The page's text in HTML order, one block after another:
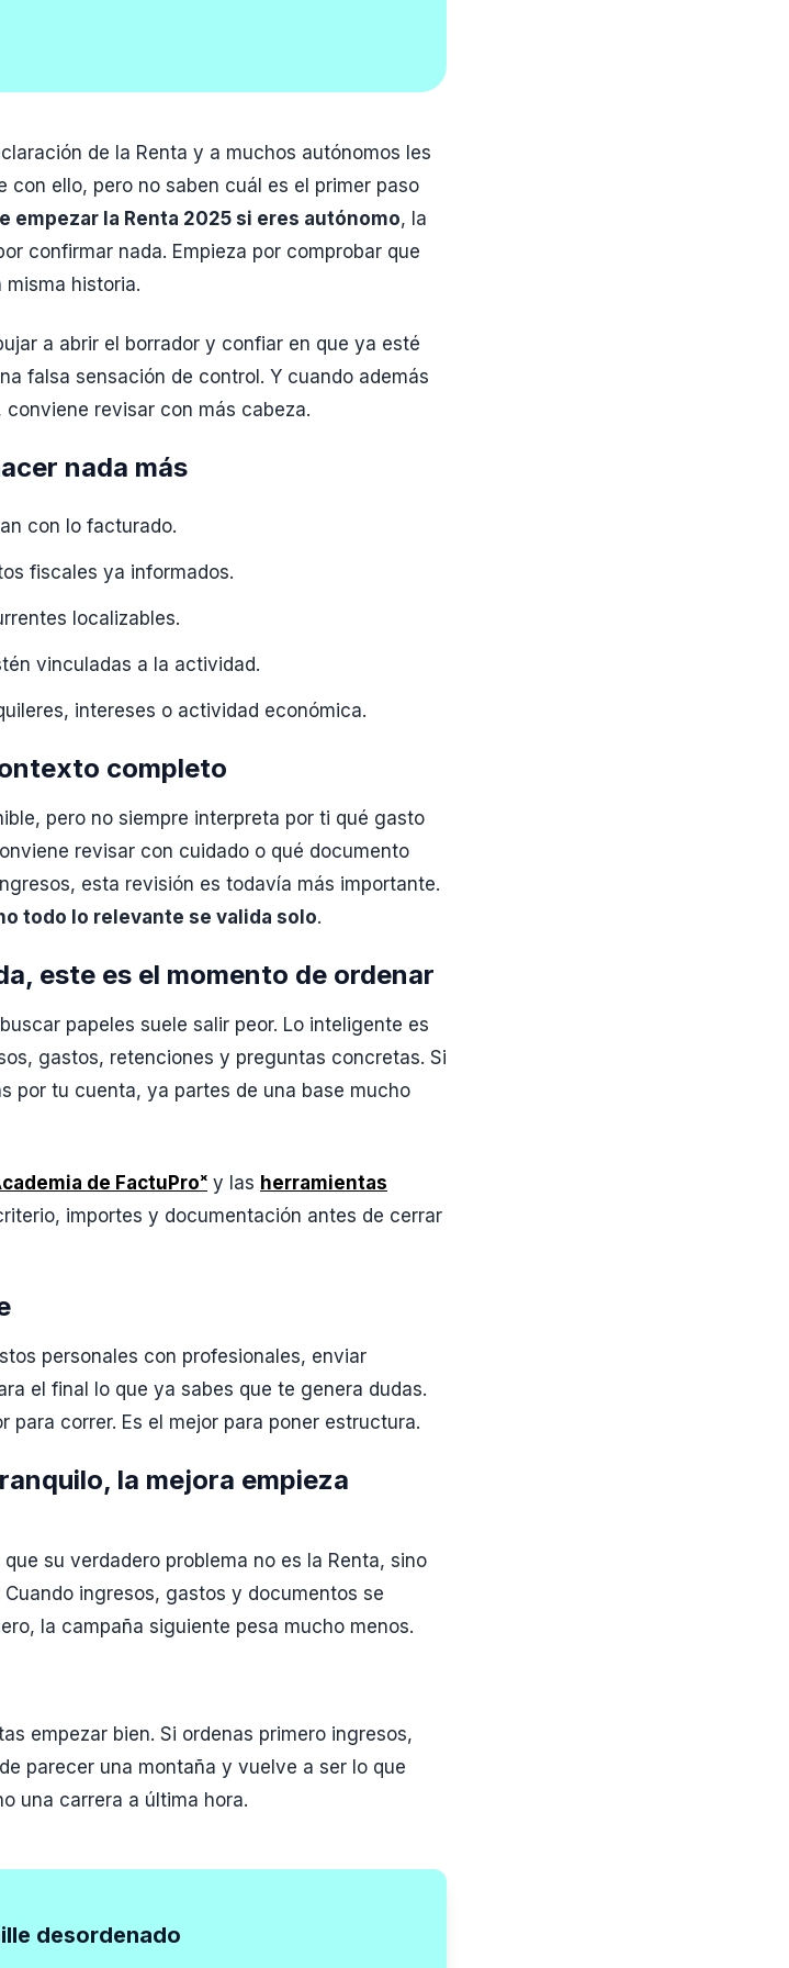
de la Renta y a muchos autónomos les
con ello, pero no saben cuál es el primer paso
empezar la Renta 2025 si eres autónomo, la
confirmar nada. Empieza por comprobar que
historia.
a abrir el borrador y confiar en que ya esté
falsa sensación de control. Y cuando además
revisar con más cabeza.
nada más
con lo facturado.
fiscales ya informados.
localizables.
vinculadas a la actividad.
intereses o actividad económica.
completo
pero no siempre interpreta por ti qué gasto
revisar con cuidado o qué documento
esta revisión es todavía más importante.
todo lo relevante se valida solo.
este es el momento de ordenar
papeles suele salir peor. Lo inteligente es
gastos, retenciones y preguntas concretas. Si
por tu cuenta, ya partes de una base mucho
de FactuProˣ y las herramientas
importes y documentación antes de cerrar
personales con profesionales, enviar
el final lo que ya sabes que te genera dudas.
para correr. Es el mejor para poner estructura.
la mejora empieza
su verdadero problema no es la Renta, sino
ingresos, gastos y documentos se
la campaña siguiente pesa mucho menos.
empezar bien. Si ordenas primero ingresos,
parecer una montaña y vuelve a ser lo que
una carrera a última hora.
desordenado